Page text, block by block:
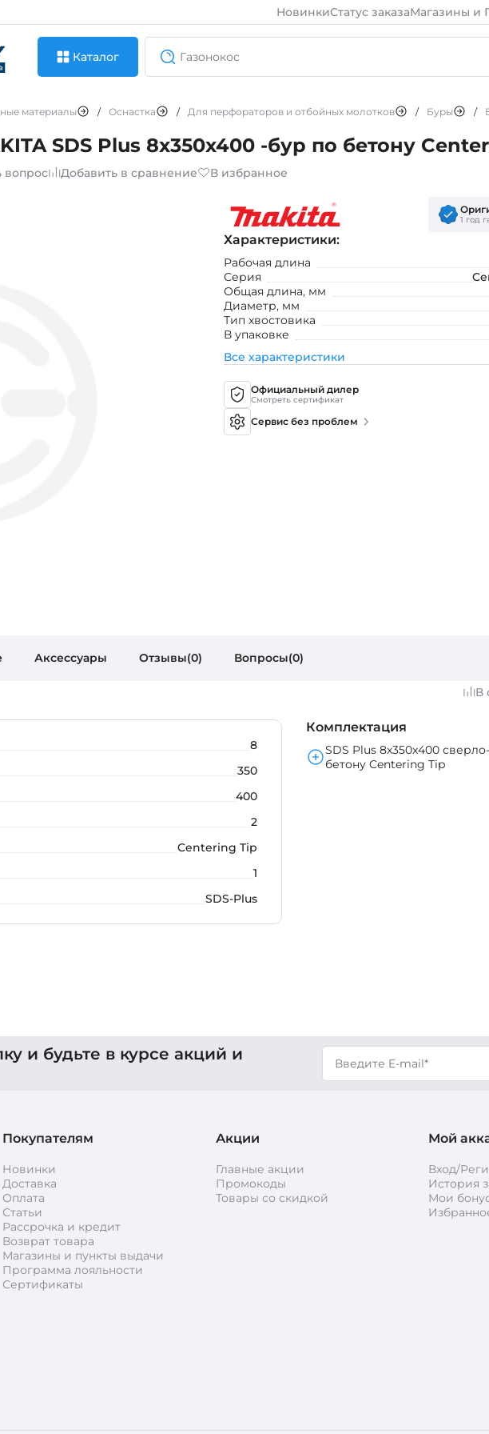
НовинкиСтатус заказаМагазины и
Каталог
материалы / Оснастка / Для перфораторов и отбойных молотков / Буры /
SDS Plus 8x350x400 -бур по бетону
вопрос Добавить в сравнение В избранное
1 год
Характеристики:
Рабочая длина
Серия
Общая длина, мм
Диаметр, мм
Тип хвостовика
В упаковке
Все характеристики
Официальный дилер
Смотреть сертификат
Сервис без проблем
Аксессуары Отзывы(0) Вопросы(0)
В
8
350
400
2
Centering Tip
1
SDS-Plus
Комплектация
SDS Plus 8x350x400
бетону Centering Tip
и будьте в курсе акций и
Покупателям
Новинки
Доставка
Оплата
Статьи
Рассрочка и кредит
Возврат товара
Магазины и пункты выдачи
Программа лояльности
Сертификаты
Акции
Главные акции
Промокоды
Товары со скидкой
Мой
Вход/
История
Мои